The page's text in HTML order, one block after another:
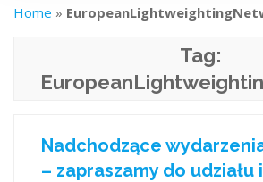
Home »
Tag:
Nadchodzące
– zapraszamy do udziału